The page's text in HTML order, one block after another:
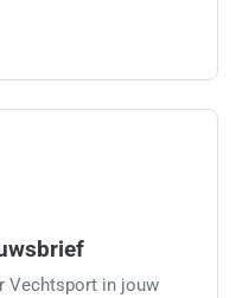
Vechtsport in jouw